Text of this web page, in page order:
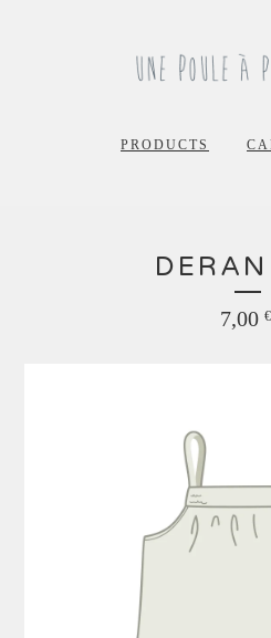
PRODUCTS
7,00 €